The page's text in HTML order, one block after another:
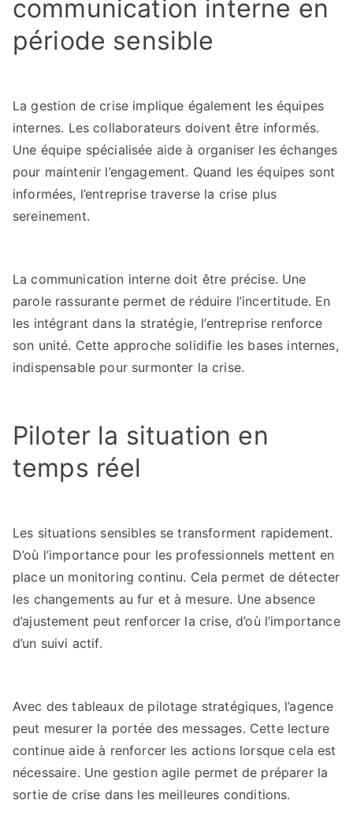
communication interne en
période sensible
La gestion de crise implique également les équipes
internes. Les collaborateurs doivent être informés.
Une équipe spécialisée aide à organiser les échanges
pour maintenir l’engagement. Quand les équipes sont
informées, l’entreprise traverse la crise plus
sereinement.
La communication interne doit être précise. Une
parole rassurante permet de réduire l’incertitude. En
les intégrant dans la stratégie, l’entreprise renforce
son unité. Cette approche solidifie les bases internes,
indispensable pour surmonter la crise.
Piloter la situation en
temps réel
Les situations sensibles se transforment rapidement.
D’où l’importance pour les professionnels mettent en
place un monitoring continu. Cela permet de détecter
les changements au fur et à mesure. Une absence
d’ajustement peut renforcer la crise, d’où l’importance
d’un suivi actif.
Avec des tableaux de pilotage stratégiques, l’agence
peut mesurer la portée des messages. Cette lecture
continue aide à renforcer les actions lorsque cela est
nécessaire. Une gestion agile permet de préparer la
sortie de crise dans les meilleures conditions.